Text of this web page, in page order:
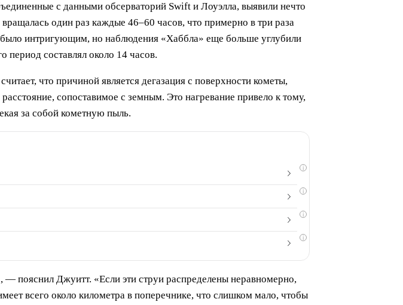
с данными обсерваторий Swift и Лоуэлла, выявили нечто
один раз каждые 46–60 часов, что примерно в три раза
было интригующим, но наблюдения «Хаббла» еще больше углубили
период составлял около 14 часов.
что причиной является дегазация с поверхности кометы,
сопоставимое с земным. Это нагревание привело к тому,
за собой кометную пыль.
i
i
i
i
— пояснил Джуитт. «Если эти струи распределены неравномерно,
всего около километра в поперечнике, что слишком мало, чтобы